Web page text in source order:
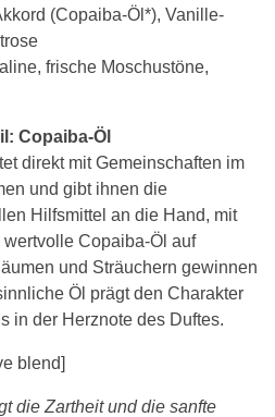
(Copaiba-Öl*), Vanille-
frische Moschustöne,
Copaiba-Öl
direkt mit Gemeinschaften im
und gibt ihnen die
Hilfsmittel an die Hand, mit
Copaiba-Öl auf
und Sträuchern gewinnen
Öl prägt den Charakter
in der Herznote des Duftes.
blend]
die Zartheit und die sanfte